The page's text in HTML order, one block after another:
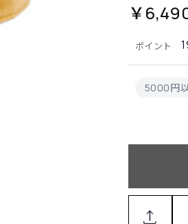
ポイント
5000円
￥